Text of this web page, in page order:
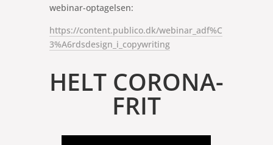
webinar-optagelsen:
https://content.publico.dk/webinar_adf%C
3%A6rdsdesign_i_copywriting
HELT CORONA-
FRIT